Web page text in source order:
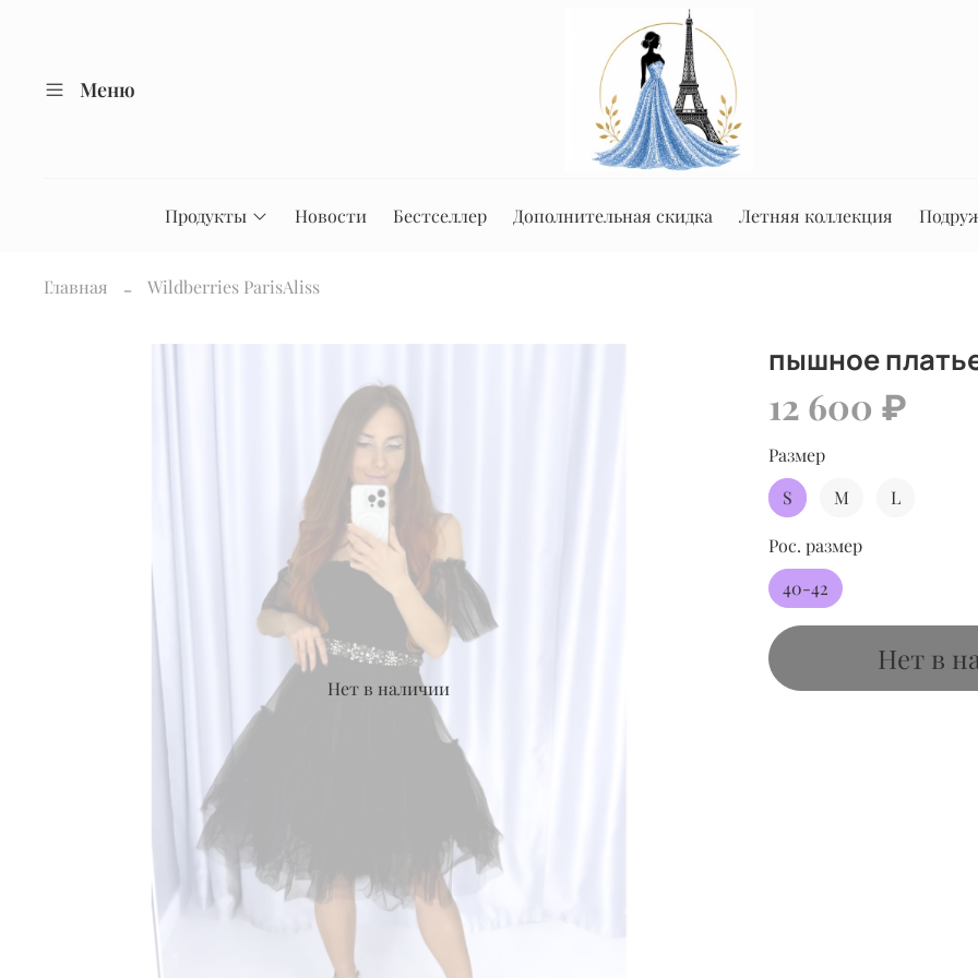
Меню
Продукты Новости Бестселлер Дополнительная скидка Летняя коллекция
Главная Wildberries ParisAliss
Нет в наличии
пышное
12 600 ₽
Нет в
Размер
S
M L
Рос. размер
40-42